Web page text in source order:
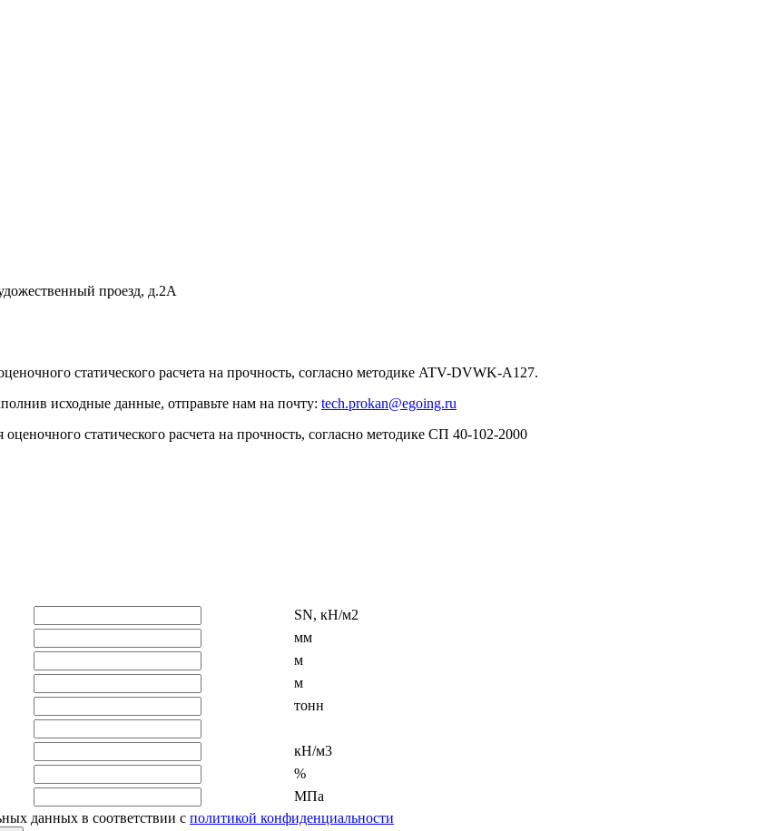
проезд, д.2А
статического расчета на прочность, согласно методике ATV-DVWK-A127.
исходные данные, отправьте нам на почту: tech.prokan@egoing.ru
статического расчета на прочность, согласно методике СП 40-102-2000
SN, кН/м2
мм
м
м
тонн
кН/м3
%
МПа
данных в соответствии с политикой конфиденциальности